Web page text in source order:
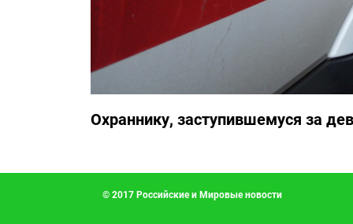
Охраннику, заступившемуся за
© 2017 Российские и Мировые новости